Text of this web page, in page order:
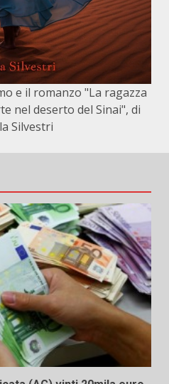
e il romanzo "La ragazza
nel deserto del Sinai", di
Silvestri